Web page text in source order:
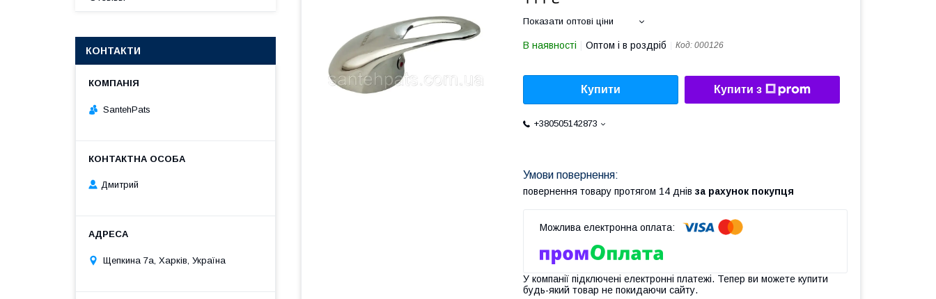
Показати оптові ціни
В наявності Оптом і в роздріб Код: 000126
Купити Купити з
+380505142873
повернення товару протягом 14 днів за рахунок покупця
У компанії підключені електронні платежі. Тепер ви можете купити
будь-який товар не покидаючи сайту.
КОНТАКТИ
SantehPats
Дмитрий
Щепкина 7а, Харків, Україна